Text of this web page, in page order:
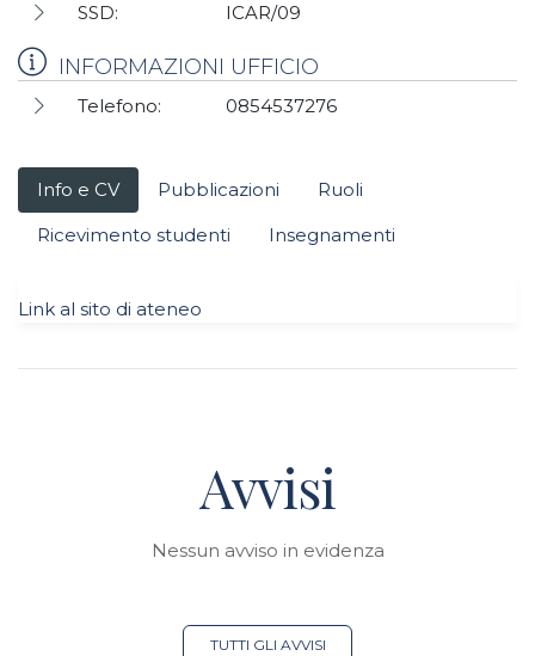
SSD:
ICAR/09
INFORMAZIONI UFFICIO
Telefono: 0854537276
Info e CV Pubblicazioni
Ruoli
Ricevimento studenti
Insegnamenti
Link al sito di ateneo
Avvisi
Nessun avviso in evidenza
TUTTI GLI AVVISI